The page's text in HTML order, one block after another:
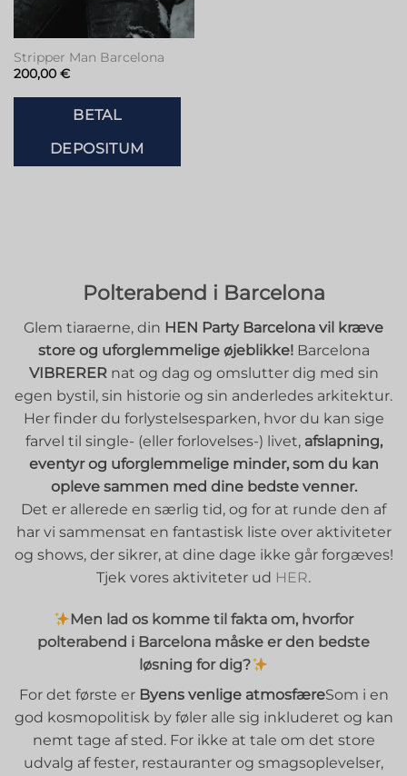
Stripper Man Barcelona
200,00 €
BETAL
DEPOSITUM
Polterabend i Barcelona
Glem tiaraerne, din HEN Party Barcelona vil kræve
store og uforglemmelige øjeblikke!Barcelona
VIBRERERnat og dag og omslutter dig med sin
egen bystil, sin historie og sin anderledes arkitektur.
Her finder du forlystelsesparken, hvor du kan sige
farvel til single- (eller forlovelses-) livet, afslapning,
eventyr og uforglemmelige minder, som du kan
opleve sammen med dine bedste venner.
Det er allerede en særlig tid, og for at runde den af
har vi sammensat en fantastisk liste over aktiviteter
og shows, der sikrer, at dine dage ikke går forgæves!
Tjek vores aktiviteter ud HER.
Men lad os komme til fakta om, hvorfor
polterabend i Barcelona måske er den bedste
løsning for dig?
For det første er Byens venlige atmosfæreSom i en
god kosmopolitisk by føler alle sig inkluderet og kan
nemt tage af sted. For ikke at tale om det store
udvalg af fester, restauranter og smagsoplevelser,